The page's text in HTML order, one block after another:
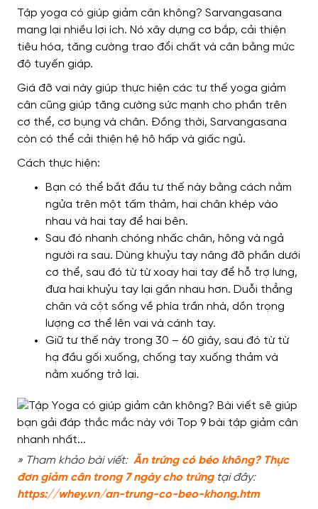
Tập yoga có giúp giảm cân không? Sarvangasana
mang lại nhiều lợi ích. Nó xây dựng cơ bắp, cải thiện
tiêu hóa, tăng cường trao đổi chất và cân bằng mức
độ tuyến giáp.
Giá đỡ vai này giúp thực hiện các tư thế yoga giảm
cân cũng giúp tăng cường sức mạnh cho phần trên
cơ thể, cơ bụng và chân. Đồng thời, Sarvangasana
còn có thể cải thiện hệ hô hấp và giấc ngủ.
Cách thực hiện:
Bạn có thể bắt đầu tư thế này bằng cách nằm
ngửa trên một tấm thảm, hai chân khép vào
nhau và hai tay để hai bên.
Sau đó nhanh chóng nhấc chân, hông và ngả
người ra sau. Dùng khuỷu tay nâng đỡ phần dưới
cơ thể, sau đó từ từ xoay hai tay để hỗ trợ lưng,
đưa hai khuỷu tay lại gần nhau hơn. Duỗi thẳng
chân và cột sống về phía trần nhà, dồn trọng
lượng cơ thể lên vai và cánh tay.
Giữ tư thế này trong 30 – 60 giây, sau đó từ từ
hạ đầu gối xuống, chống tay xuống thảm và
nằm xuống trở lại.
» Tham khảo bài viết: Ăn trứng có béo không? Thực
đơn giảm cân trong 7 ngày cho trứngtại đây:
https://whey.vn/an-trung-co-beo-khong.htm